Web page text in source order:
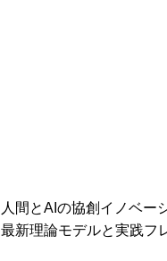
人間とAIの協創イノベー
最新理論モデルと実践フ